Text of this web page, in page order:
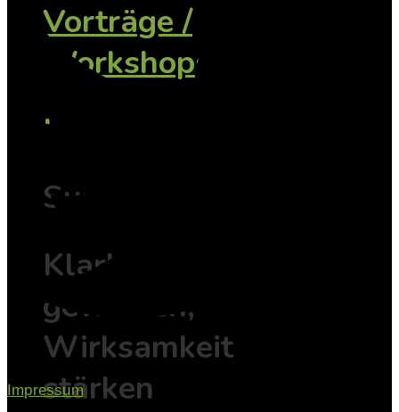
Vorträge /
Workshops
Individuell
Supervision
Klarheit
gewinnen,
Wirksamkeit
stärken
Impressum